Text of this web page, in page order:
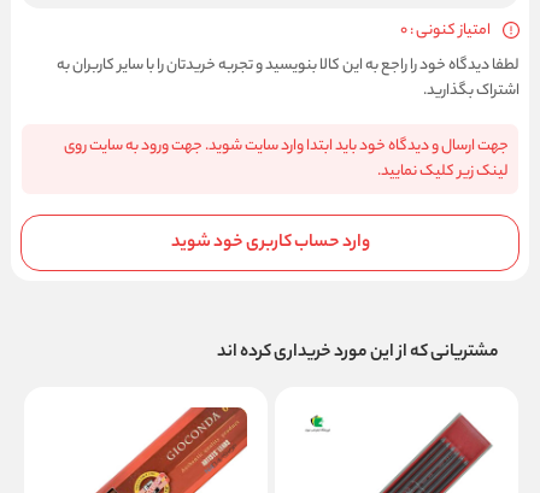
امتیاز کنونی : 0
لطفا دیدگاه خود را راجع به این کالا بنویسید و تجربه خریدتان را با سایر کاربران به
اشتراک بگذارید.
جهت ارسال و دیدگاه خود باید ابتدا وارد سایت شوید. جهت ورود به سایت روی
لینک زیر کلیک نمایید.
وارد حساب کاربری خود شوید
مشتریانی که از این مورد خریداری کرده اند